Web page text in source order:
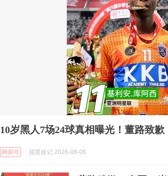
10岁黑人7场24球真相曝光！董路致
网易号 观星娱记 2026-08-06